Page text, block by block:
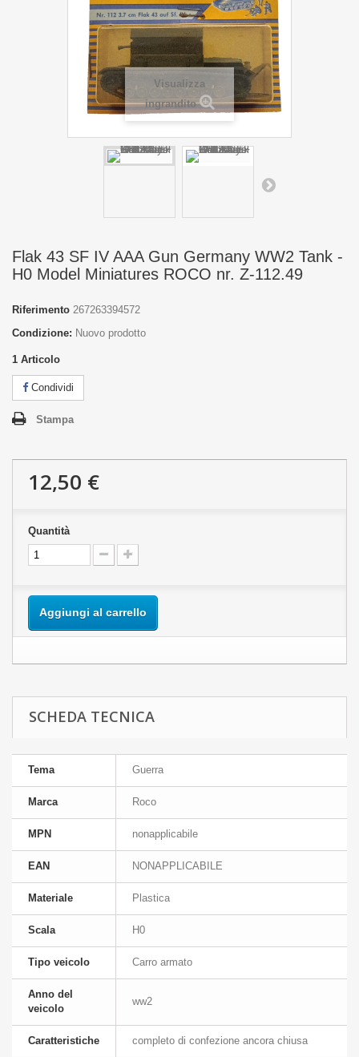
Visualizza
ingrandito
Flak 43 SF IV AAA Gun Germany WW2 Tank -
H0 Model Miniatures ROCO nr. Z-112.49
Riferimento 267263394572
Condizione: Nuovo prodotto
1 Articolo
Condividi
Stampa
12,50 €
Quantità
Aggiungi al carrello
SCHEDA TECNICA
Tema Guerra
Marca Roco
MPN nonapplicabile
EAN NONAPPLICABILE
Materiale Plastica
Scala H0
Tipo veicolo Carro armato
Anno del
veicolo
ww2
Caratteristiche completo di confezione ancora chiusa